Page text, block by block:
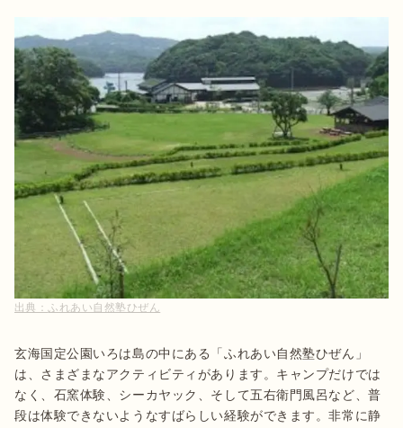
出典：ふれあい自然塾ひぜん
玄海国定公園いろは島の中にある「ふれあい自然塾ひぜん」
は、さまざまなアクティビティがあります。キャンプだけでは
なく、石窯体験、シーカヤック、そして五右衛門風呂など、普
段は体験できないようなすばらしい経験ができます。非常に静